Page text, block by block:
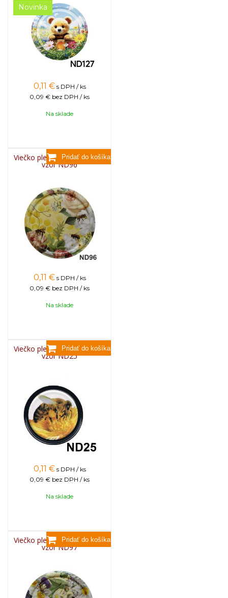
Novinka
0,11 € s DPH / ks
0,09 € bez DPH / ks
Na sklade
Viečko plechové TWIST 82 -
vzor ND96
0,11 € s DPH / ks
0,09 € bez DPH / ks
Na sklade
Viečko plechové TWIST 82 -
vzor ND25
0,11 € s DPH / ks
0,09 € bez DPH / ks
Na sklade
Viečko plechové TWIST 82 -
vzor ND97